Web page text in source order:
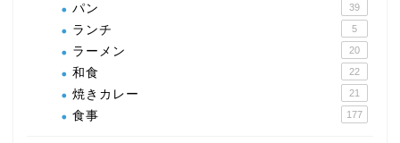
パン 39
ランチ 5
ラーメン 20
和食 22
焼きカレー 21
食事 177